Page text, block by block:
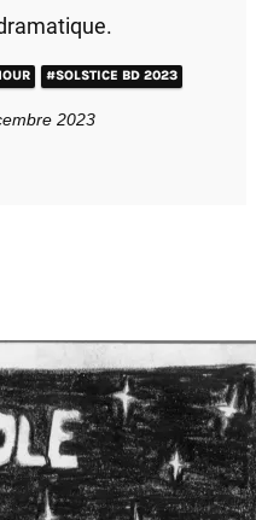
#SOLSTICE BD 2023
2023